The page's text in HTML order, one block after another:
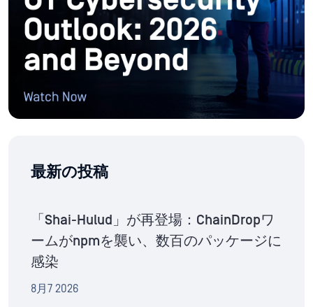
最新の投稿
「Shai-Hulud」が再登場：ChainDropワ
ームがnpmを襲い、数百のパッケージに
感染
8月7 2026